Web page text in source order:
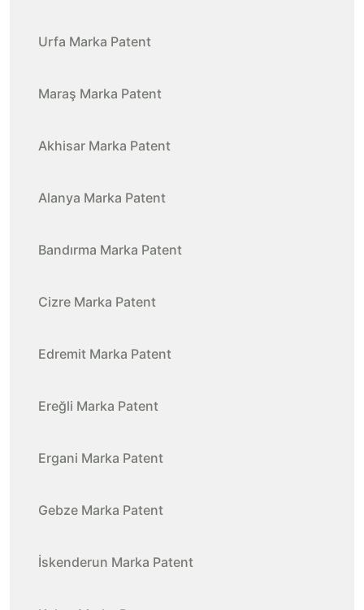
Urfa Marka Patent
Maraş Marka Patent
Akhisar Marka Patent
Alanya Marka Patent
Bandırma Marka Patent
Cizre Marka Patent
Edremit Marka Patent
Ereğli Marka Patent
Ergani Marka Patent
Gebze Marka Patent
İskenderun Marka Patent